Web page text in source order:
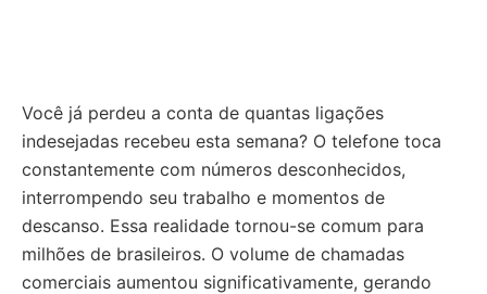
Você já perdeu a conta de quantas ligações
indesejadas recebeu esta semana? O telefone toca
constantemente com números desconhecidos,
interrompendo seu trabalho e momentos de
descanso. Essa realidade tornou-se comum para
milhões de brasileiros. O volume de chamadas
comerciais aumentou significativamente, gerando